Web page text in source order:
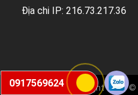
0917569624
Địa chi IP: 216.73.217.36
Copyright 2026 ©